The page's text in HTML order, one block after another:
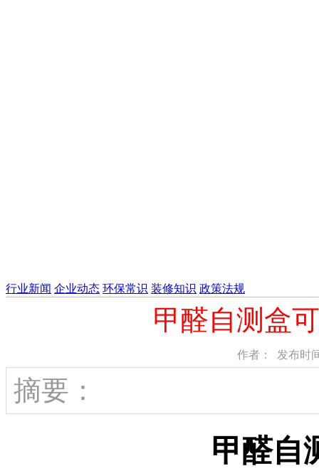
行业新闻 企业动态 环保常识 装修知识 政策法规
甲醛自测盒
作者： 发布时
摘要：
甲醛自